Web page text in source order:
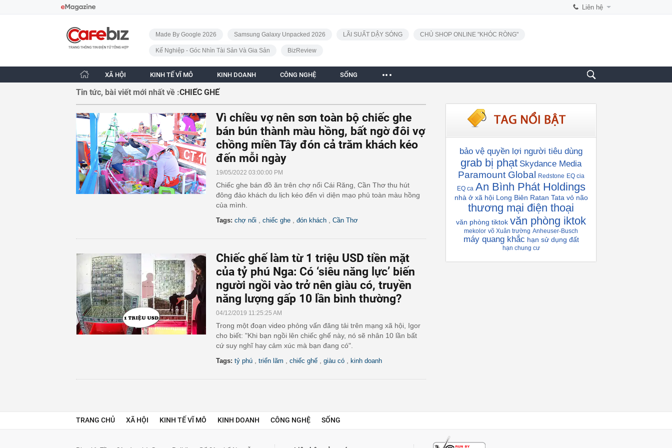
Liên hệ
CafeBiz - Trang chủ
Made By Google 2026
Samsung Galaxy Unpacked 2026 LÃI SUẤT DẬY SÓNG CHỦ SHOP ONLINE "KHÓC RÒNG"
Kế Nghiệp - Góc Nhìn Tài Sản Và Gia Sản BizReview
XÃ HỘI KINH TẾ VĨ MÔ KINH DOANH CÔNG NGHỆ SỐNG
Tin tức, bài viết mới nhất về :CHIẾC GHẾ
Vì chiều vợ nên sơn toàn bộ chiếc ghe
bán bún thành màu hồng, bất ngờ đôi vợ
chồng miền Tây đón cả trăm khách kéo
đến mỗi ngày
19/05/2022 03:00:00 PM
Chiếc ghe bán đồ ăn trên chợ nổi Cái Răng, Cần Thơ thu hút
đông đảo khách du lịch kéo đến vì diện mạo phủ toàn màu hồng
của mình.
Tags: chợ nổi chiếc ghe đón khách Cần Thơ
Chiếc ghế làm từ 1 triệu USD tiền mặt
của tỷ phú Nga: Có ‘siêu năng lực’ biến
người ngồi vào trở nên giàu có, truyền
năng lượng gấp 10 lần bình thường?
04/12/2019 11:25:25 AM
Trong một đoạn video phỏng vấn đăng tải trên mạng xã hội, Igor
cho biết: "Khi bạn ngồi lên chiếc ghế này, nó sẽ nhân 10 lần bất
cứ suy nghĩ hay cảm xúc mà bạn đang có".
Tags: tỷ phú triển lãm chiếc ghế giàu có kinh doanh
bảo vệ quyền lợi người tiêu dùng
grab bị phạt Skydance Media
Paramount Global Redstone EQ cia
EQ ca An Bình Phát Holdings
nhà ở xã hội Long Biên Ratan Tata vỏ não
thương mại điện thoại
văn phòng tiktok văn phòng iktok
mekolor võ Xuân trường Anheuser-Busch
máy quang khắc hạn sử dụng đất
hạn chung cư
TRANG CHỦ XÃ HỘI KINH TẾ VĨ MÔ KINH DOANH CÔNG NGHỆ SỐNG